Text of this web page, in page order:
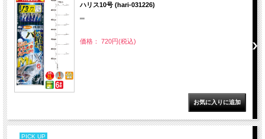
ハリス10号 (hari-031226)
""
価格： 720円(税込)
PICK UP